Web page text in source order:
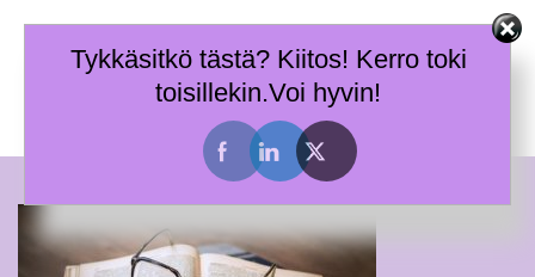
Taitoja toimia ja tietoa työhyvinvoinnin tueksi.
menu
Tykkäsitkö tästä? Kiitos! Kerro toki
toisillekin.Voi hyvin!